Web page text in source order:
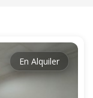
En Alquiler